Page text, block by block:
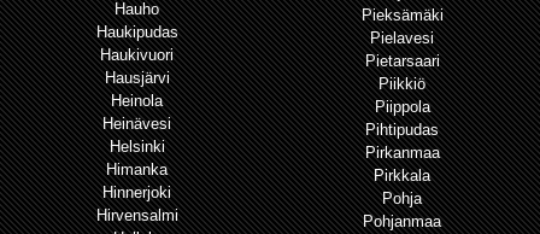
Hauho
Haukipudas
Haukivuori
Hausjärvi
Heinola
Heinävesi
Helsinki
Himanka
Hinnerjoki
Hirvensalmi
Pieksämäki
Pielavesi
Pietarsaari
Piikkiö
Piippola
Pihtipudas
Pirkanmaa
Pirkkala
Pohja
Pohjanmaa